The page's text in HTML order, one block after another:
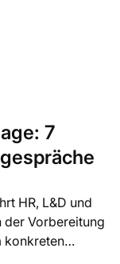
7
HR, L&D und
der Vorbereitung
konkreten